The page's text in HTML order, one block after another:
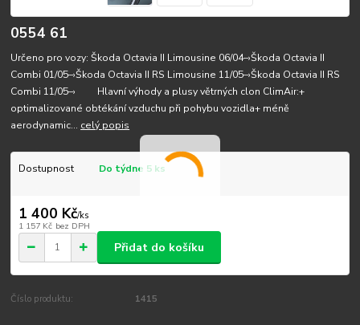
0554 61
Určeno pro vozy: Škoda Octavia II Limousine 06/04–›Škoda Octavia II
Combi 01/05–›Škoda Octavia II RS Limousine 11/05–›Škoda Octavia II RS
Combi 11/05–› Hlavní výhody a plusy větrných clon ClimAir:+
optimalizované obtékání vzduchu při pohybu vozidla+ méně
aerodynamic... celý popis
Dostupnost Do týdne 5 ks
1 400 Kč/ks
1 157 Kč bez DPH
Přidat do košíku
Číslo produktu: 1415